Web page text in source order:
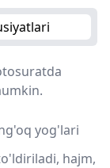
yog'lari
hajm,